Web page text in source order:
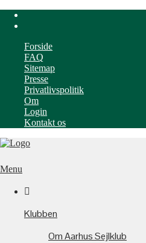
Forside
FAQ
Sitemap
Presse
Privatlivspolitik
Om
Login
Kontakt os
Menu

Klubben
Om Aarhus Sejlklub